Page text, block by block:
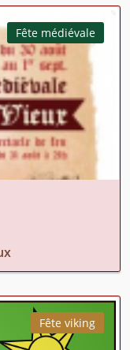
Fête médiévale
Fête viking